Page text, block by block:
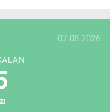
07.08.2026